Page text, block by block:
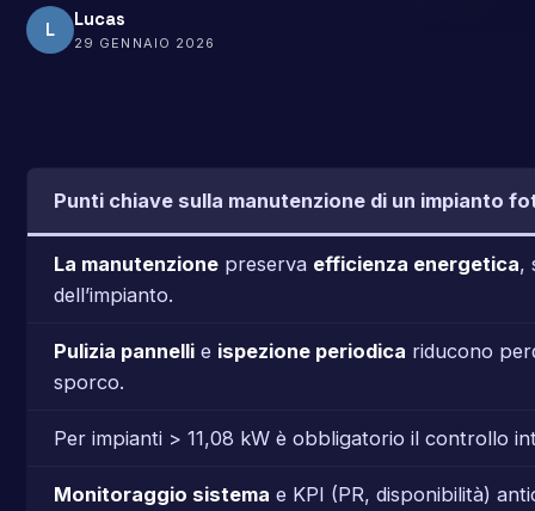
L Lucas
29 GENNAIO 2026
Punti chiave sulla manutenzione di un impianto
La manutenzionepreserva efficienza energetica,
dell’impianto.
Pulizia pannellie ispezione periodica riducono
sporco.
Per impianti > 11,08 kW è obbligatorio il controllo
Monitoraggio sistema e KPI (PR, disponibilità)